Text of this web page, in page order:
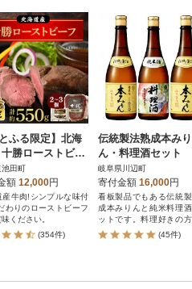
とふる限定】北海
勝ローストビー
約550g 無添加
A011-29】
田町
額 12,000円
産牛肉!シンプルな味付
わりのローストビーフ
ください。
(354件)
伝統製法熟成本みり
ん・料理酒セット
岐阜県川辺町
寄付金額 16,000円
看板製品でもある伝統
成本みりんと純米料理
ットです。料理好きの
必見の人気製品です。
(45件)